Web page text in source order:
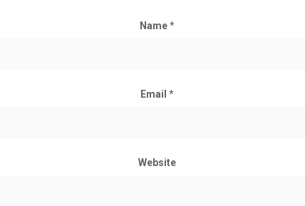
Name*
Email *
Website